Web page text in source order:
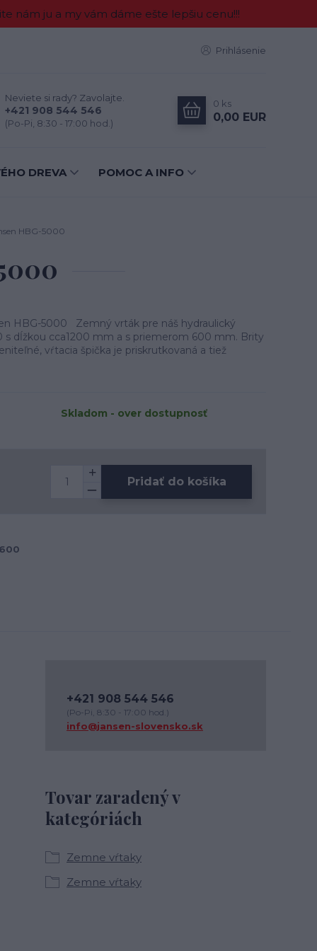
nám ju a my vám dáme ešte lepšiu cenu!!!
Prihlásenie
Neviete si rady? Zavolajte.
+421 908 544 546
(Po-Pi, 8:30 - 17:00 hod.)
0 ks
0,00 EUR
DREVA POMOC A INFO
HBG-5000
HBG-5000 Zemný vrták pre náš hydraulický
s dĺžkou cca1200 mm a s priemerom 600 mm. Brity
vŕtacia špička je priskrutkovaná a tiež
Skladom - over dostupnosť
Pridať do košíka
Tovar zaradený v
kategóriách
Zemne vŕtaky
Zemne vŕtaky
+421 908 544 546
(Po-Pi, 8:30 - 17:00 hod.)
info@jansen-slovensko.sk